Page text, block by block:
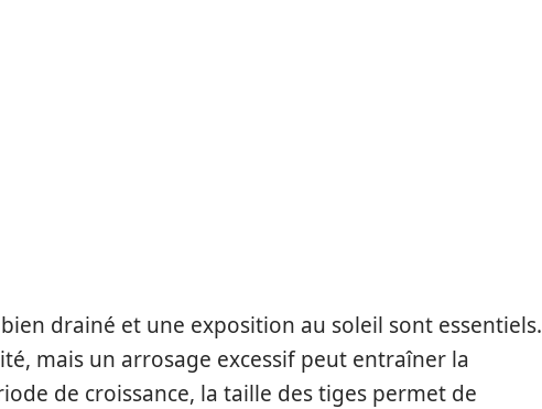
drainé et une exposition au soleil sont essentiels.
mais un arrosage excessif peut entraîner la
de croissance, la taille des tiges permet de